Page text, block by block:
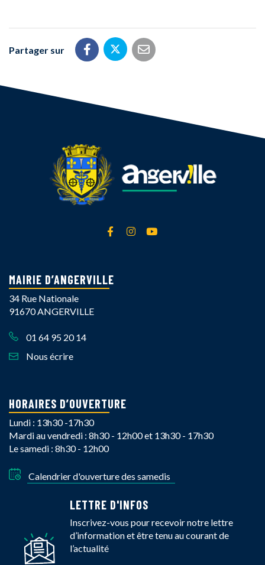
Partager sur Partager sur Facebook
Partager sur Twitter
Partager par email
Lien vers le compte Facebook
Lien vers le compte
MAIRIE D’ANGERVILLE
34 Rue Nationale
91670 ANGERVILLE
01 64 95 20 14
Nous écrire
HORAIRES D’OUVERTURE
Lundi : 13h30 -17h30
Mardi au vendredi : 8h30 - 12h00 et 13h30 - 17h30
Le samedi : 8h30 - 12h00
Calendrier d'ouverture des samedis
LETTRE D'INFOS
Inscrivez-vous pour recevoir notre lettre
d’information et être tenu au courant de
l’actualité